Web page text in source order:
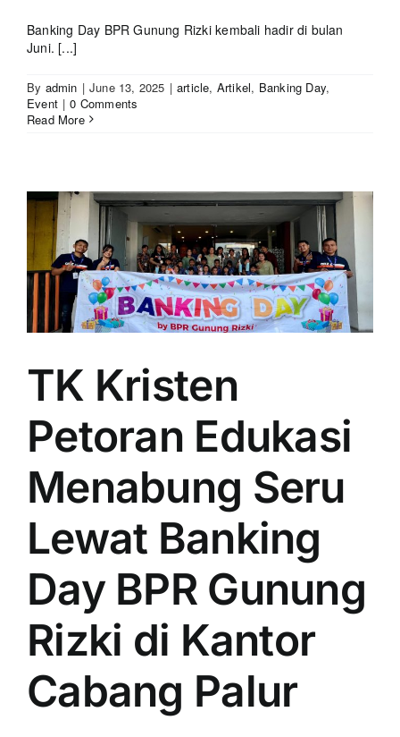
Banking Day BPR Gunung Rizki kembali hadir di bulan
Juni. [...]
By admin | June 13, 2025 | article, Artikel, Banking Day,
Event | 0 Comments
Read More
TK Kristen
Petoran Edukasi
Menabung Seru
Lewat Banking
Day BPR Gunung
Rizki di Kantor
Cabang Palur